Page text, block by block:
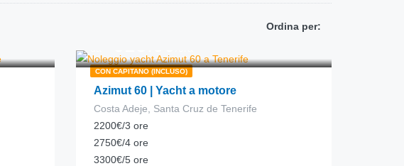
Ordina per:
CON CAPITANO (INCLUSO)
Azimut 60 | Yacht a motore
Costa Adeje, Santa Cruz de Tenerife
2200€/3 ore
2750€/4 ore
3300€/5 ore